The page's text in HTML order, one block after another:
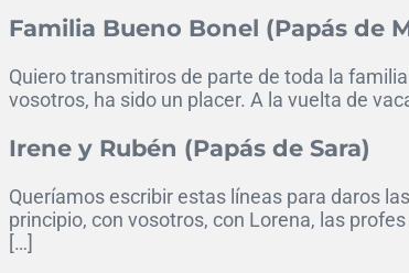
Familia Bueno Bonel (Papás de
Quiero transmitiros de parte de toda la
vosotros, ha sido un placer. A la vuelta de
Irene y Rubén (Papás de Sara)
Queríamos escribir estas líneas para daros
principio, con vosotros, con Lorena, las
[…]